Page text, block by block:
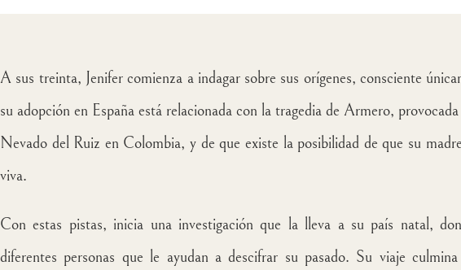
A sus treinta, Jenifer comienza a indagar sobre sus orígenes, consciente
su adopción en España está relacionada con la tragedia de Armero,
Nevado del Ruiz en Colombia, y de que existe la posibilidad de que su
viva.
Con estas pistas, inicia una investigación que la lleva a su país natal,
diferentes personas que le ayudan a descifrar su pasado. Su viaje